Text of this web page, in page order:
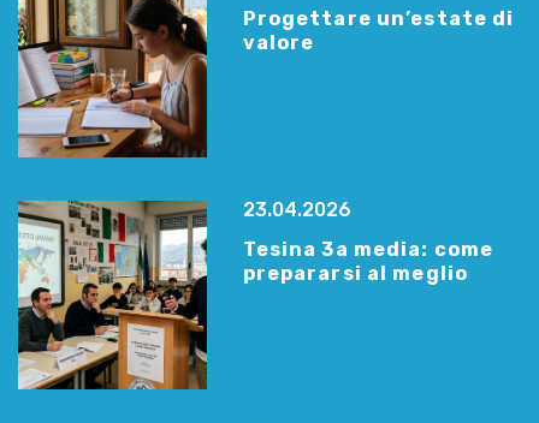
Progettare un’estate di
valore
23.04.2026
Tesina 3a media: come
prepararsi al meglio